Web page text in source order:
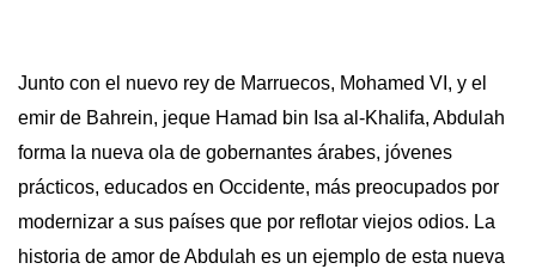
Junto con el nuevo rey de Marruecos, Mohamed VI, y el
emir de Bahrein, jeque Hamad bin Isa al-Khalifa, Abdulah
forma la nueva ola de gobernantes árabes, jóvenes
prácticos, educados en Occidente, más preocupados por
modernizar a sus países que por reflotar viejos odios. La
historia de amor de Abdulah es un ejemplo de esta nueva